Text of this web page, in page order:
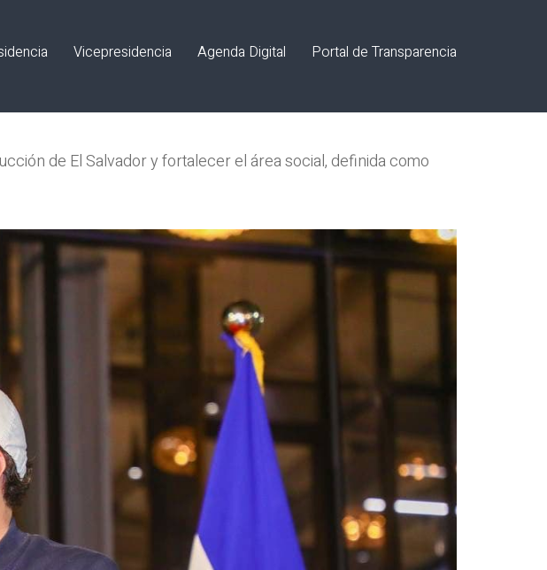
Vicepresidencia Agenda Digital Portal de Transparencia
de El Salvador y fortalecer el área social, definida como